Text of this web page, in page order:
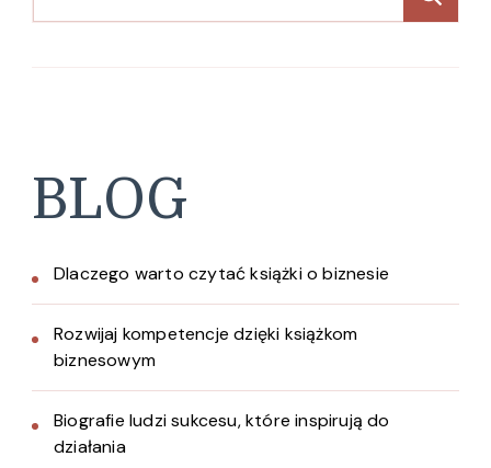
BLOG
Dlaczego warto czytać książki o biznesie
Rozwijaj kompetencje dzięki książkom
biznesowym
Biografie ludzi sukcesu, które inspirują do
działania